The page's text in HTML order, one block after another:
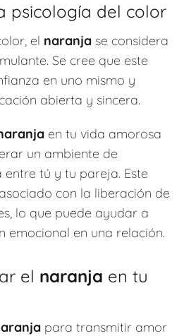
psicología del color
el naranja se considera
Se cree que este
en uno mismo y
abierta y sincera.
en tu vida amorosa
un ambiente de
tú y tu pareja. Este
con la liberación de
lo que puede ayudar a
emocional en una relación.
el naranja en tu
para transmitir amor